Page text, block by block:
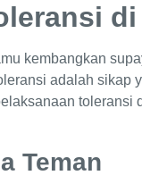
kembangkan
adalah sikap
toleransi
Teman